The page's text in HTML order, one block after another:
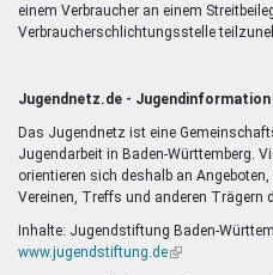
einem Verbraucher an einem
Verbraucherschlichtungsstelle
Jugendnetz.de -
Das Jugendnetz ist eine
Jugendarbeit in Baden-Württemberg.
orientieren sich deshalb an
Vereinen, Treffs und anderen Trägern
Inhalte: Jugendstiftung Baden-
www.jugendstiftung.de(Link